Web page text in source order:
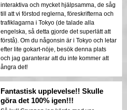
interaktiva och mycket hjälpsamma, de såg
till att vi förstod reglerna, föreskrifterna och
trafiklagarna i Tokyo (de talade alla
engelska, så detta gjorde det superlätt att
förstå). Om du någonsin är i Tokyo och letar
efter lite gokart-nöje, besök denna plats
och jag garanterar att du inte kommer att
ångra det!
Fantastisk upplevelse!! Skulle
göra det 100% igen!!!